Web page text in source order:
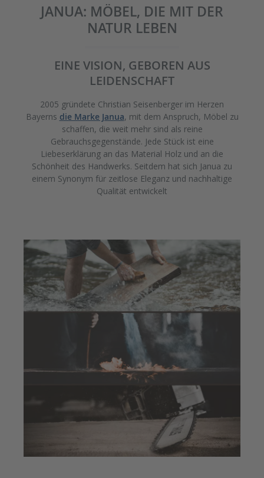
JANUA: MÖBEL, DIE MIT DER
NATUR LEBEN
EINE VISION, GEBOREN AUS
LEIDENSCHAFT
2005 gründete Christian Seisenberger im Herzen
Bayerns die Marke Janua, mit dem Anspruch, Möbel zu
schaffen, die weit mehr sind als reine
Gebrauchsgegenstände. Jede Stück ist eine
Liebeserklärung an das Material Holz und an die
Schönheit des Handwerks. Seitdem hat sich Janua zu
einem Synonym für zeitlose Eleganz und nachhaltige
Qualität entwickelt